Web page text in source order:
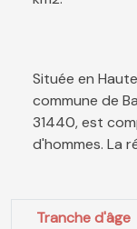
Située en
commune de
31440, est
d'hommes. La
Tranche d'âge